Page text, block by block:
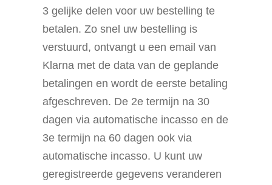
3 gelijke delen voor uw bestelling te
betalen. Zo snel uw bestelling is
verstuurd, ontvangt u een email van
Klarna met de data van de geplande
betalingen en wordt de eerste betaling
afgeschreven. De 2e termijn na 30
dagen via automatische incasso en de
3e termijn na 60 dagen ook via
automatische incasso. U kunt uw
geregistreerde gegevens veranderen